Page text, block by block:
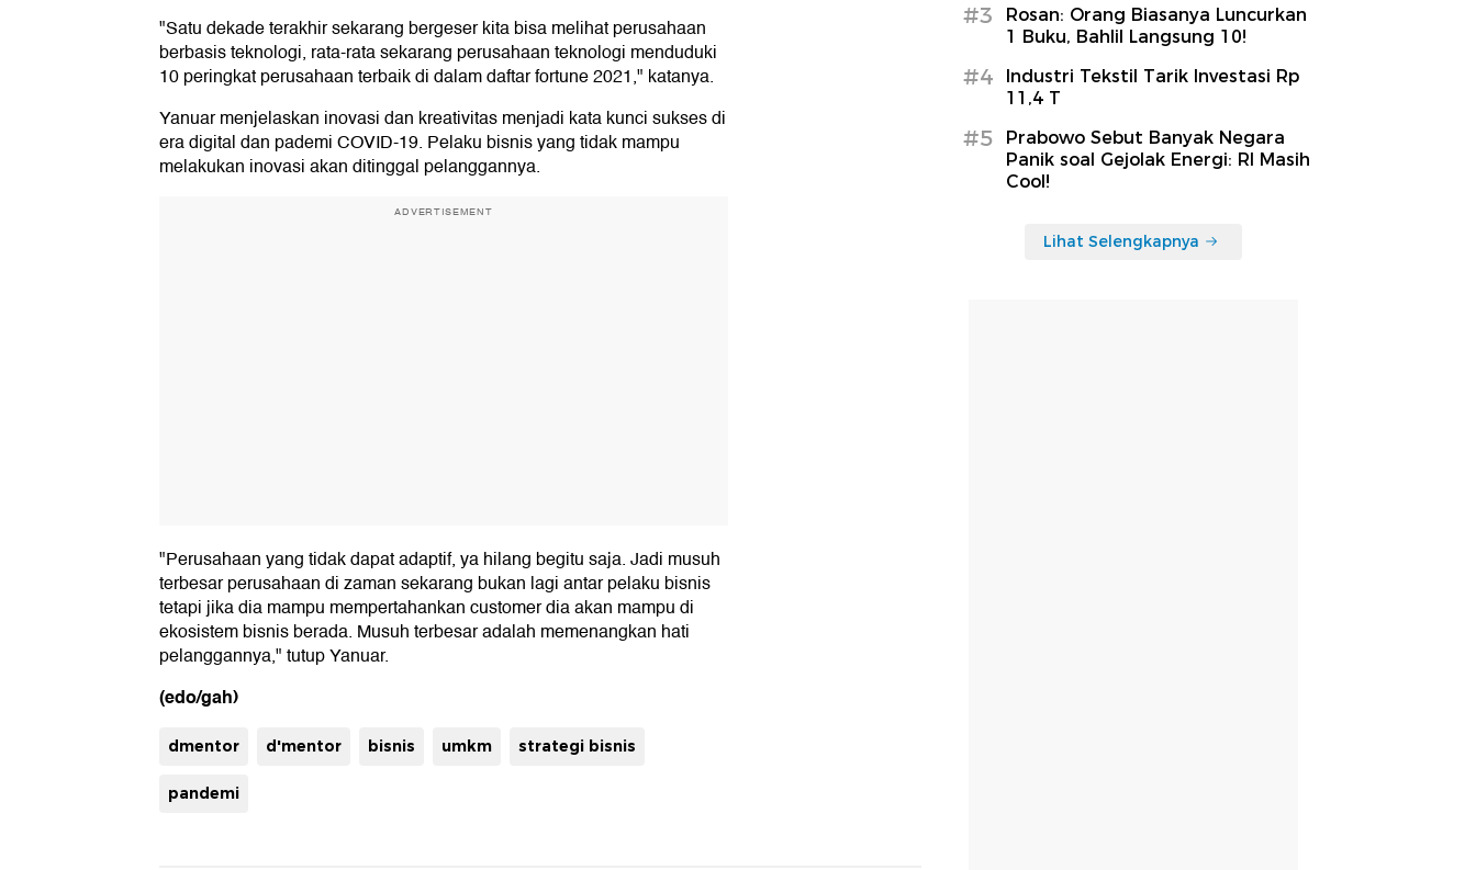
"Satu dekade terakhir sekarang bergeser kita bisa melihat perusahaan
berbasis teknologi, rata-rata sekarang perusahaan teknologi menduduki
10 peringkat perusahaan terbaik di dalam daftar fortune 2021," katanya.
Yanuar menjelaskan inovasi dan kreativitas menjadi kata kunci sukses di
era digital dan pademi COVID-19. Pelaku bisnis yang tidak mampu
melakukan inovasi akan ditinggal pelanggannya.
ADVERTISEMENT
"Perusahaan yang tidak dapat adaptif, ya hilang begitu saja. Jadi musuh
terbesar perusahaan di zaman sekarang bukan lagi antar pelaku bisnis
tetapi jika dia mampu mempertahankan customer dia akan mampu di
ekosistem bisnis berada. Musuh terbesar adalah memenangkan hati
pelanggannya," tutup Yanuar.
(edo/gah)
dmentor d'mentor bisnis umkm strategi bisnis
pandemi
#3
Rosan: Orang Biasanya Luncurkan
1 Buku, Bahlil Langsung 10!
#4
Industri Tekstil Tarik Investasi Rp
11,4 T
#5
Prabowo Sebut Banyak Negara
Panik soal Gejolak Energi: RI Masih
Cool!
Lihat Selengkapnya